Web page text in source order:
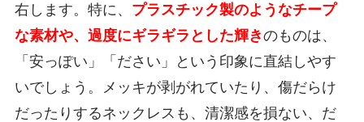
右します。特に、 プラスチック製のようなチープ
な素材や、過度にギラギラとした輝きのものは、
「安っぽい」「ださい」という印象に直結しやす
いでしょう。メッキが剥がれていたり、傷だらけ
だったりするネックレスも、清潔感を損ない、だ